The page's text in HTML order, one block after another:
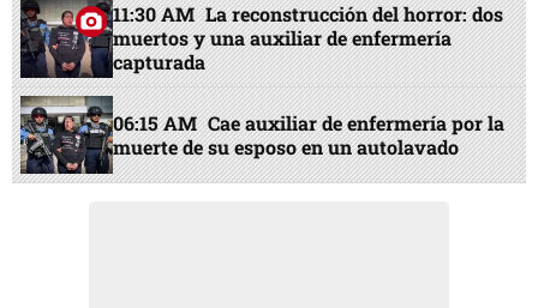
11:30 AM La reconstrucción del horror: dos
muertos y una auxiliar de enfermería
capturada
06:15 AM Cae auxiliar de enfermería por la
muerte de su esposo en un autolavado